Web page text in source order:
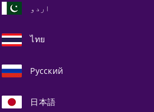
اردو
ไทย
Русский
日本語